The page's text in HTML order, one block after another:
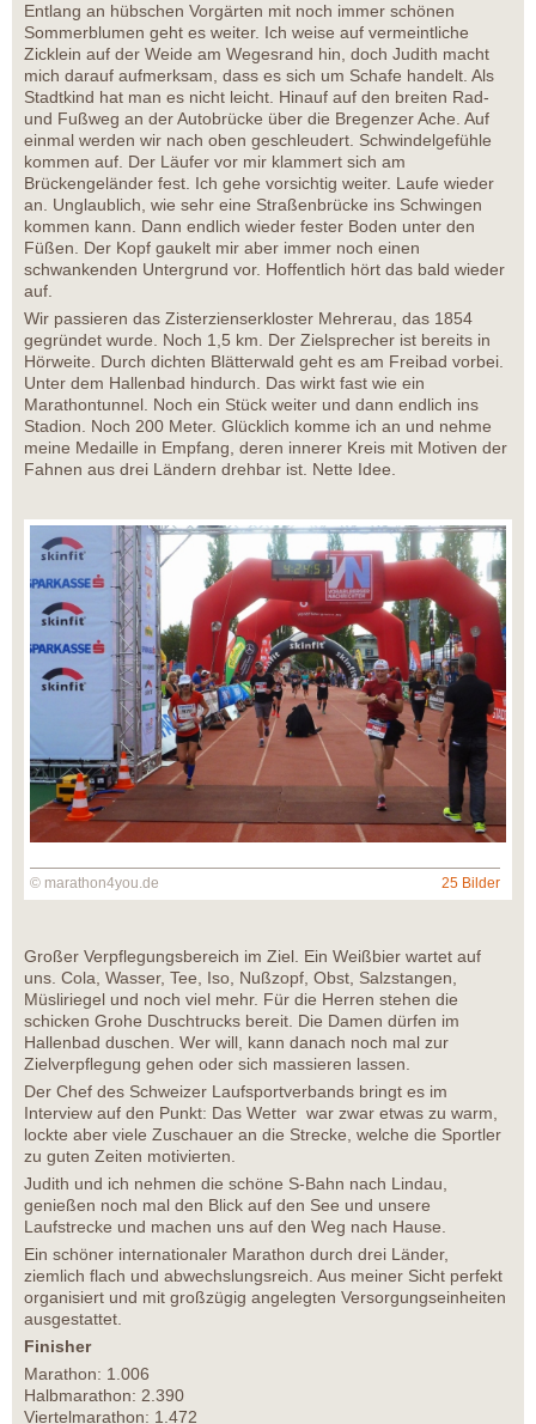
Entlang an hübschen Vorgärten mit noch immer schönen
Sommerblumen geht es weiter. Ich weise auf vermeintliche
Zicklein auf der Weide am Wegesrand hin, doch Judith macht
mich darauf aufmerksam, dass es sich um Schafe handelt. Als
Stadtkind hat man es nicht leicht. Hinauf auf den breiten Rad-
und Fußweg an der Autobrücke über die Bregenzer Ache. Auf
einmal werden wir nach oben geschleudert. Schwindelgefühle
kommen auf. Der Läufer vor mir klammert sich am
Brückengeländer fest. Ich gehe vorsichtig weiter. Laufe wieder
an. Unglaublich, wie sehr eine Straßenbrücke ins Schwingen
kommen kann. Dann endlich wieder fester Boden unter den
Füßen. Der Kopf gaukelt mir aber immer noch einen
schwankenden Untergrund vor. Hoffentlich hört das bald wieder
auf.
Wir passieren das Zisterzienserkloster Mehrerau, das 1854
gegründet wurde. Noch 1,5 km. Der Zielsprecher ist bereits in
Hörweite. Durch dichten Blätterwald geht es am Freibad vorbei.
Unter dem Hallenbad hindurch. Das wirkt fast wie ein
Marathontunnel. Noch ein Stück weiter und dann endlich ins
Stadion. Noch 200 Meter. Glücklich komme ich an und nehme
meine Medaille in Empfang, deren innerer Kreis mit Motiven der
Fahnen aus drei Ländern drehbar ist. Nette Idee.
© marathon4you.de 25 Bilder
Großer Verpflegungsbereich im Ziel. Ein Weißbier wartet auf
uns. Cola, Wasser, Tee, Iso, Nußzopf, Obst, Salzstangen,
Müsliriegel und noch viel mehr. Für die Herren stehen die
schicken Grohe Duschtrucks bereit. Die Damen dürfen im
Hallenbad duschen. Wer will, kann danach noch mal zur
Zielverpflegung gehen oder sich massieren lassen.
Der Chef des Schweizer Laufsportverbands bringt es im
Interview auf den Punkt: Das Wetter war zwar etwas zu warm,
lockte aber viele Zuschauer an die Strecke, welche die Sportler
zu guten Zeiten motivierten.
Judith und ich nehmen die schöne S-Bahn nach Lindau,
genießen noch mal den Blick auf den See und unsere
Laufstrecke und machen uns auf den Weg nach Hause.
Ein schöner internationaler Marathon durch drei Länder,
ziemlich flach und abwechslungsreich. Aus meiner Sicht perfekt
organisiert und mit großzügig angelegten Versorgungseinheiten
ausgestattet.
Finisher
Marathon: 1.006
Halbmarathon: 2.390
Viertelmarathon: 1.472